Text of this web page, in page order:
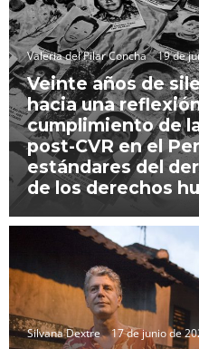
Valeria del Pilar Concha 19 de
Veinte años de
hacia una
cumplimiento de
post-CVR en el
estándares del
de los derechos
Silvana Dextre 17 de junio de